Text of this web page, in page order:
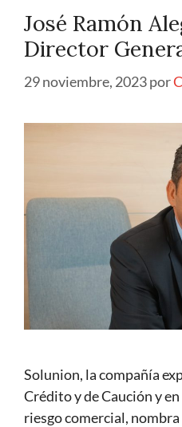
José Ramón
Director
29 noviembre, 2023por
Solunion, la compañía
Crédito y de Caución y
riesgo comercial,